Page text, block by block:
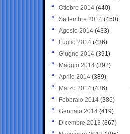
Ottobre 2014 (440)
Settembre 2014 (450)
Agosto 2014 (433)
Luglio 2014 (436)
Giugno 2014 (391)
Maggio 2014 (392)
Aprile 2014 (389)
Marzo 2014 (436)
Febbraio 2014 (386)
Gennaio 2014 (419)
Dicembre 2013 (367)